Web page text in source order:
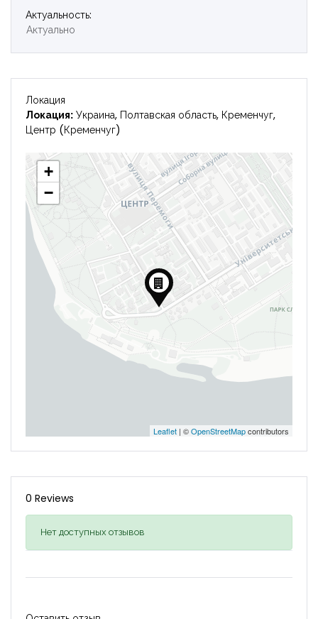
Актуальность:
Актуально
Локация
Локация: Украина, Полтавская область, Кременчуг,
Центр (Кременчуг)
+
−
Leaflet | ©OpenStreetMapcontributors
0 Reviews
Нет доступных отзывов